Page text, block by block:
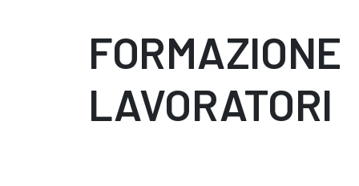
FORMAZIONE
LAVORATORI